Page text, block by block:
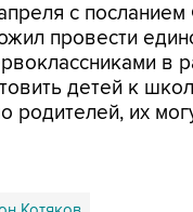
с
провести
в
детей к
родителей, их